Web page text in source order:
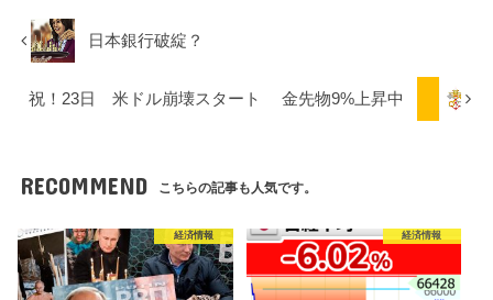
日本銀行破綻？
祝！23日 米ドル崩壊スタート 金先物9%上昇中
RECOMMEND こちらの記事も人気です。
経済情報 経済情報